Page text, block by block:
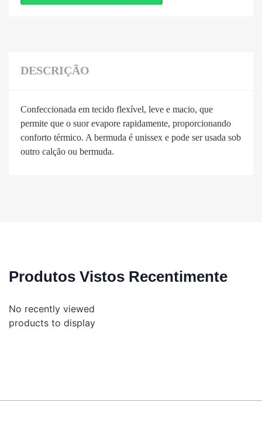
DESCRIÇÃO
Confeccionada em tecido flexível, leve e macio, que
permite que o suor evapore rapidamente, proporcionando
conforto térmico. A bermuda é unissex e pode ser usada sob
outro calção ou bermuda.
Produtos Vistos Recentimente
No recently viewed
products to display